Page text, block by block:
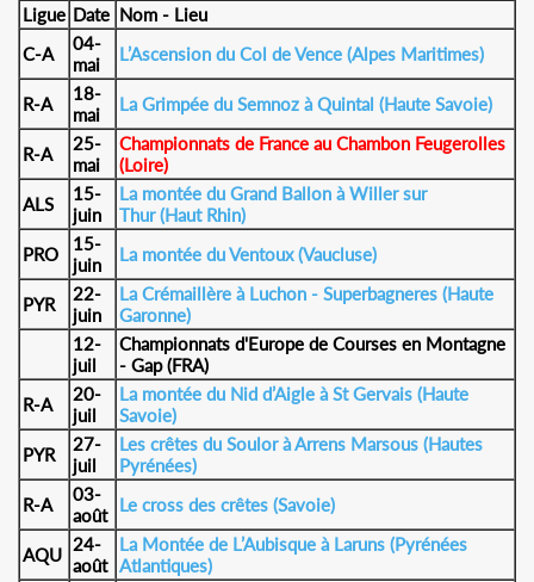
Ligue Date Nom - Lieu
C-A
04-
mai
L’Ascension du Col de Vence (Alpes Maritimes)
R-A
18-
mai
La Grimpée du Semnoz à Quintal (Haute Savoie)
R-A
25-
mai
Championnats de France au Chambon Feugerolles
(Loire)
ALS
15-
juin
La montée du Grand Ballon à Willer sur
Thur (Haut Rhin)
PRO
15-
juin
La montée du Ventoux (Vaucluse)
PYR
22-
juin
La Crémaillère à Luchon - Superbagneres (Haute
Garonne)
12-
juil
Championnats d'Europe de Courses en Montagne
- Gap (FRA)
R-A
20-
juil
La montée du Nid d’Aigle à St Gervais (Haute
Savoie)
PYR
27-
juil
Les crêtes du Soulor à Arrens Marsous (Hautes
Pyrénées)
R-A
03-
août
Le cross des crêtes (Savoie)
AQU 24-
août
La Montée de L’Aubisque à Laruns (Pyrénées
Atlantiques)